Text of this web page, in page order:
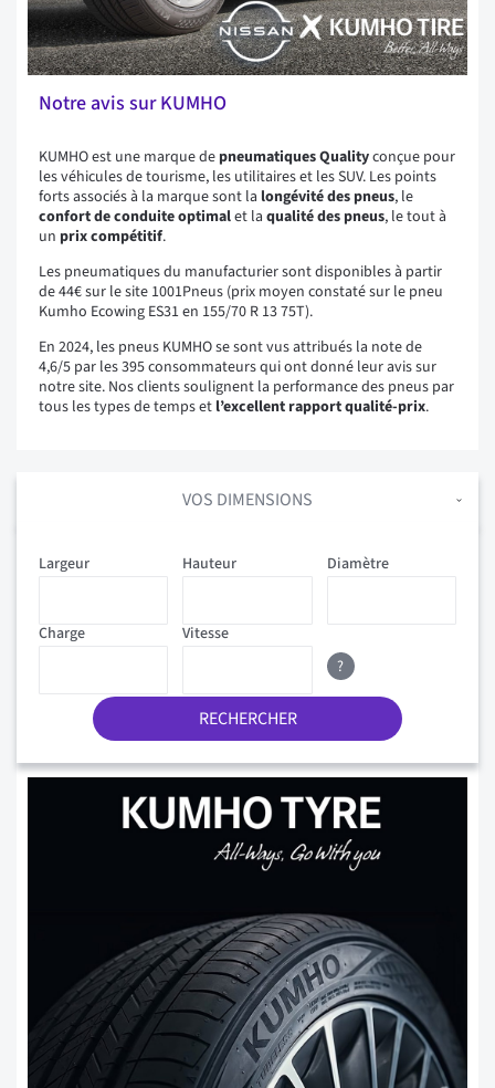
Notre avis sur KUMHO
KUMHO est une marque de pneumatiques Qualityconçue pour
les véhicules de tourisme, les utilitaires et les SUV. Les points
forts associés à la marque sont la longévité des pneus, le
confort de conduite optimalet la qualité des pneus, le tout à
un prix compétitif.
Les pneumatiques du manufacturier sont disponibles à partir
de 44€ sur le site 1001Pneus (prix moyen constaté sur le pneu
Kumho Ecowing ES31 en 155/70 R 13 75T).
En 2024, les pneus KUMHO se sont vus attribués la note de
4,6/5 par les 395 consommateurs qui ont donné leur avis sur
notre site. Nos clients soulignent la performance des pneus par
tous les types de temps et l’excellent rapport qualité-prix.
VOS DIMENSIONS
Diamètre
Hauteur
Charge Vitesse
Largeur
?
RECHERCHER